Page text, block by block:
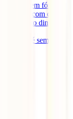
em fóruns
viagem, com como
"quanto dinheiro
de
Este é sempre